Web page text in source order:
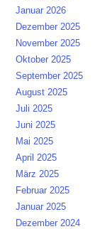
Januar 2026
Dezember 2025
November 2025
Oktober 2025
September 2025
August 2025
Juli 2025
Juni 2025
Mai 2025
April 2025
März 2025
Februar 2025
Januar 2025
Dezember 2024